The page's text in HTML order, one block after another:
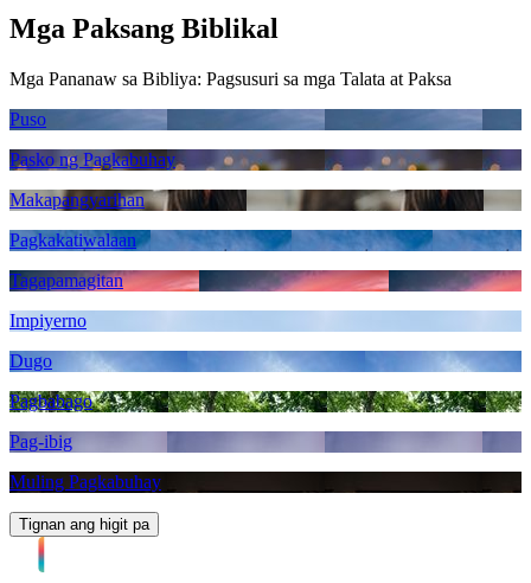
Mga Paksang Biblikal
Mga Pananaw sa Bibliya: Pagsusuri sa mga Talata at Paksa
Puso
Pasko ng Pagkabuhay
Makapangyarihan
Pagkakatiwalaan
Tagapamagitan
Impiyerno
Dugo
Pagbabago
Pag-ibig
Muling Pagkabuhay
Tignan ang higit pa